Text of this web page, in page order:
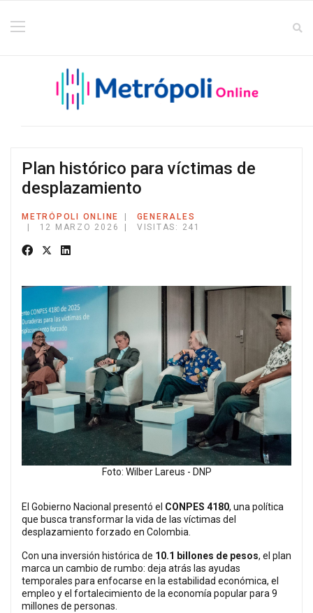
Plan histórico para víctimas de
desplazamiento
METRÓPOLI ONLINE
GENERALES
12 MARZO 2026
VISITAS: 241
Foto: Wilber Lareus - DNP
El Gobierno Nacional presentó el CONPES 4180, una política
que busca transformar la vida de las víctimas del
desplazamiento forzado en Colombia.
Con una inversión histórica de 10.1 billones de pesos, el plan
marca un cambio de rumbo: deja atrás las ayudas
temporales para enfocarse en la estabilidad económica, el
empleo y el fortalecimiento de la economía popular para 9
millones de personas.